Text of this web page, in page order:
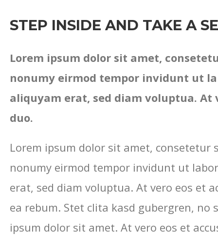
STEP INSIDE AND TAKE A
Lorem ipsum dolor sit amet,
nonumy eirmod tempor invidunt ut
aliquyam erat, sed diam voluptua. At
duo.
Lorem ipsum dolor sit amet, consetetur
nonumy eirmod tempor invidunt ut
erat, sed diam voluptua. At vero eos et
ea rebum. Stet clita kasd gubergren, no
ipsum dolor sit amet. At vero eos et